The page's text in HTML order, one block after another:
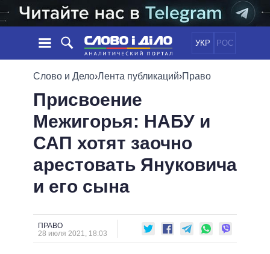
УКР РОС
НОВОСТИ
ЛЕНТА
СОБЫТИЯ
СТАТЬИ
ОБЗОРЫ
ДАЙДЖЕСТЫ
ЭКОНОМИКА
ОБЩЕСТВО
ОБЕЩАНИЯ
ПОЛИТИКИ
ПРЕЗИДЕНТ И ОФИС
ВЕРХОВНАЯ РАДА
ГЛАВЫ ОБЛАДМИНИСТРАЦИЙ
МЭРЫ
ВИДЕО
СРАВНЕНИЕ ПОЛИТИКОВ
Слово и Дело›Лента публикаций›Право
Присвоение
Межигорья: НАБУ и
САП хотят заочно
арестовать Януковича
и его сына
ПРАВО
28 июля 2021, 18:03